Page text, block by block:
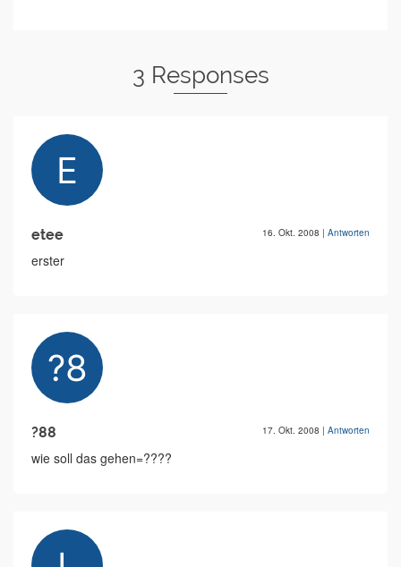
3 Responses
etee 16. Okt. 2008 | Antworten
erster
?88 17. Okt. 2008 | Antworten
wie soll das gehen=????